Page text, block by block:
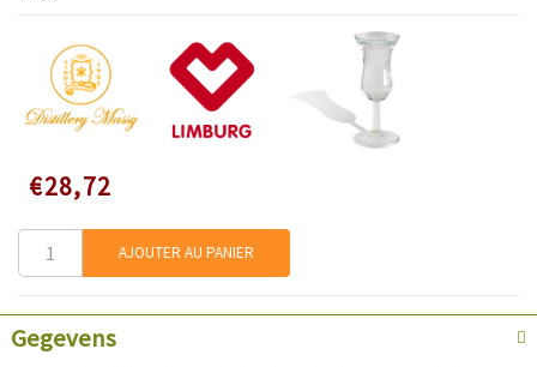
Speciale
prijs
€28,72
AJOUTER AU PANIER
Gegevens